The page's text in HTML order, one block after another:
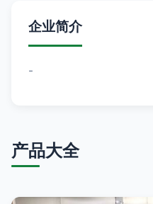
企业简介
-
产品大全